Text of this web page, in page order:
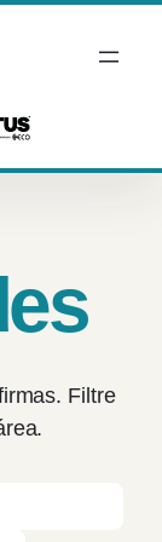
Filtre